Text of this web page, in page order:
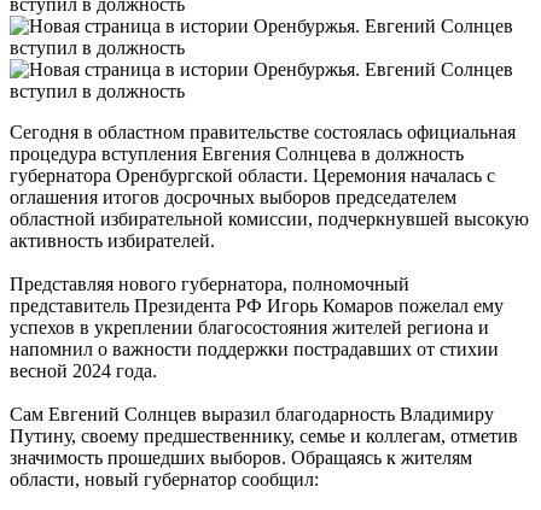
Сегодня в областном правительстве состоялась официальная
процедура вступления Евгения Солнцева в должность
губернатора Оренбургской области. Церемония началась с
оглашения итогов досрочных выборов председателем
областной избирательной комиссии, подчеркнувшей высокую
активность избирателей.
Представляя нового губернатора, полномочный
представитель Президента РФ Игорь Комаров пожелал ему
успехов в укреплении благосостояния жителей региона и
напомнил о важности поддержки пострадавших от стихии
весной 2024 года.
Сам Евгений Солнцев выразил благодарность Владимиру
Путину, своему предшественнику, семье и коллегам, отметив
значимость прошедших выборов. Обращаясь к жителям
области, новый губернатор сообщил: